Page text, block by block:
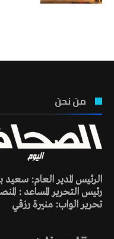
من نحن
الرئيس المدير العام:
رئيس التحرير المساعد :
تحرير الواب: منيرة رزقي